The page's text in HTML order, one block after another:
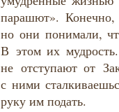
парашют».
но они понимали,
В этом их
не отступают от
с ними
руку им подать.